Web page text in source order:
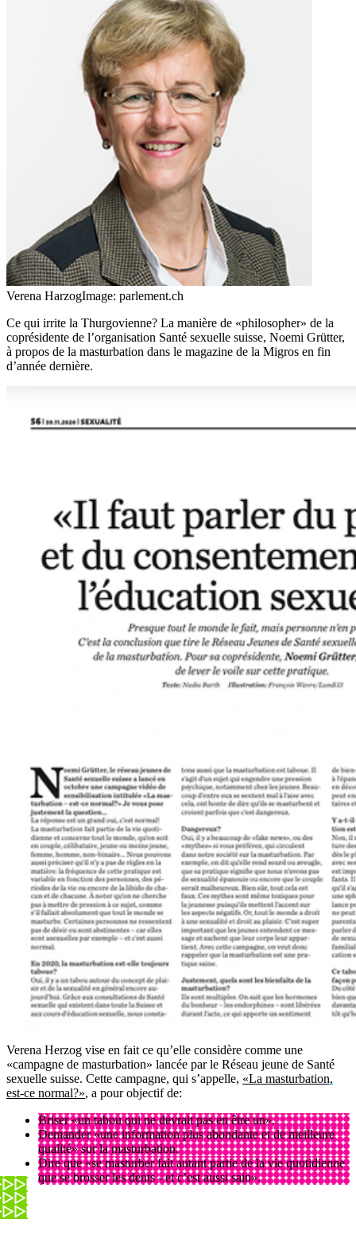
Verena HarzogImage: parlement.ch
Ce qui irrite la Thurgovienne? La manière de «philosopher» de la
coprésidente de l’organisation Santé sexuelle suisse, Noemi Grütter,
à propos de la masturbation dans le magazine de la Migros en fin
d’année dernière.
Verena Herzog vise en fait ce qu’elle considère comme une
«campagne de masturbation» lancée par le Réseau jeune de Santé
sexuelle suisse. Cette campagne, qui s’appelle, «La masturbation,
est-ce normal?», a pour objectif de:
Briser «un tabou qui ne devrait pas en être un».
Demander «une information plus abondante et de meilleure
qualité» sur la masturbation.
Dire que «se masturber fait autant partie de la vie quotidienne
que se brosser les dents - et c’est aussi sain».